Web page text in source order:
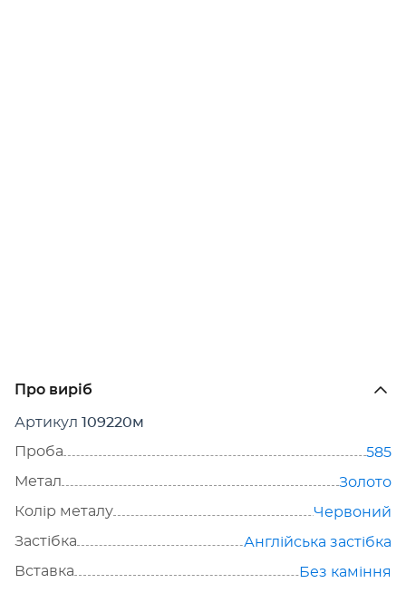
Про виріб
Артикул 109220м
Проба
585
Метал
Золото
Колір металу
Червоний
Застібка
Англійська застібка
Вставка
Без каміння